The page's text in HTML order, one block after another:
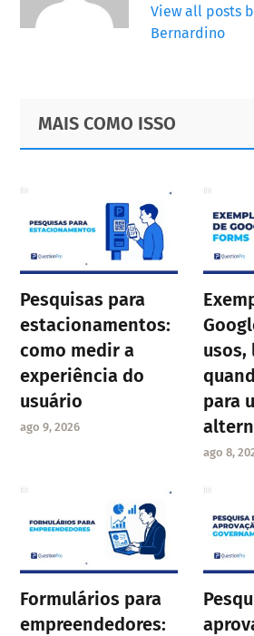
View all posts
Bernardino
Primary
Sidebar
Footer
MAIS COMO ISSO
Pesquisas para
estacionamentos:
como medir a
experiência do
usuário
ago 9, 2026
usos,
para
ago 8,
Formulários para
empreendedores: